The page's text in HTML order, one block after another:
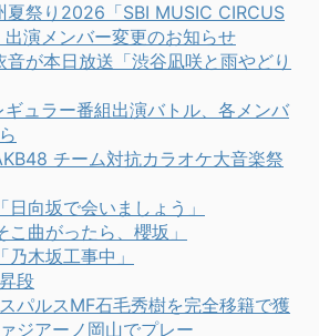
夏祭り2026「SBI MUSIC CIRCUS
演メンバー変更のお知らせ
音が本日放送「渋谷凪咲と雨やどり
ギュラー番組出演バトル、各メンバ
チーム対抗カラオケ大音楽祭
向坂で会いましょう」
曲がったら、櫻坂」
木坂工事中」
段
パルスMF石毛秀樹を完全移籍で獲
ジアーノ岡山でプレー